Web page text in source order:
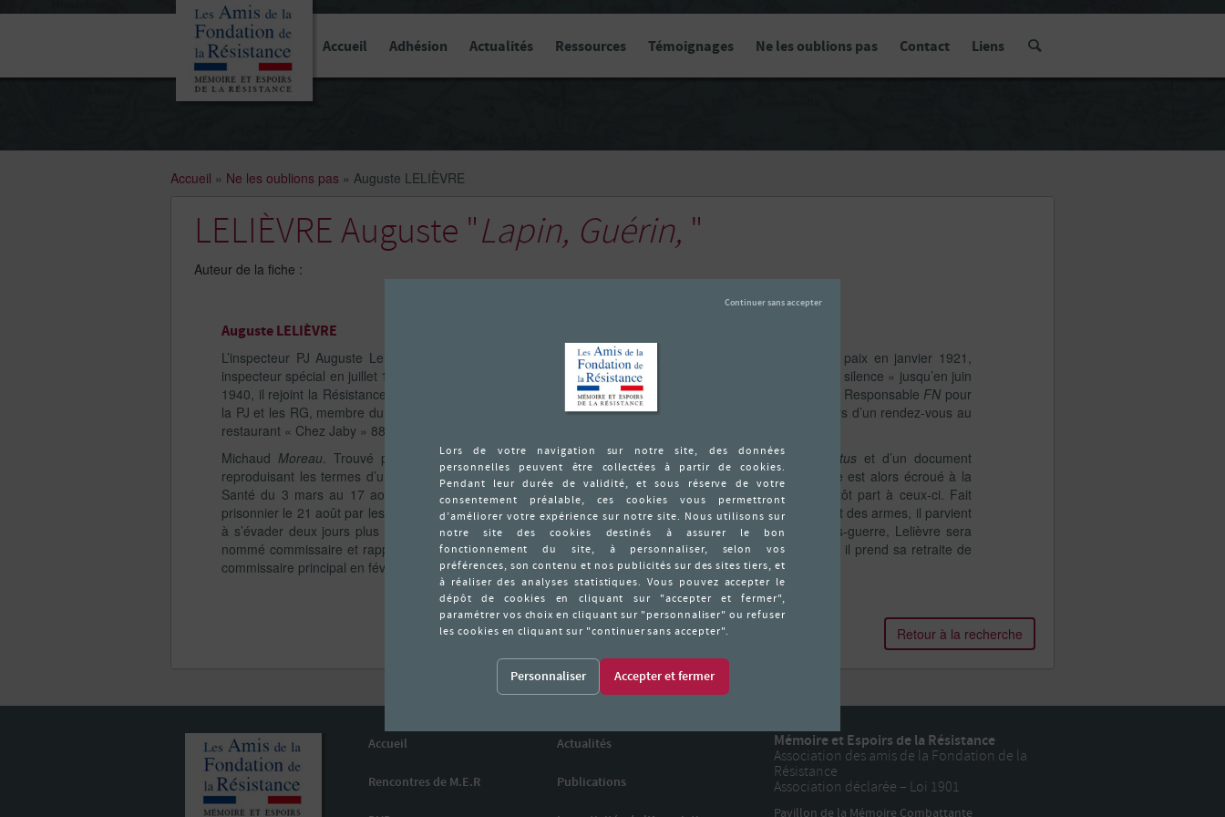
Accueil Adhésion Actualités Ressources Témoignages Ne les oublions pas Contact Liens
Accueil » Ne les oublions pas » Auguste LELIÈVRE
LELIÈVRE Auguste "Lapin, Guérin, "
Auteur de la fiche :
Auguste LELIÈVRE
L’inspecteur PJ Auguste Lelièvre
, nait le 16 mars 1899 à Paris. Il devient gardien de la paix en janvier 1921,
inspecteur spécial en juillet 1933 et brigadier-chef en juin 1941. Franc-maçon à la loge « La rose du parfait silence » jusqu’en juin
1940, il rejoint la Résistance communiste en octobre 1942 pour y devenir un des adjoints directs d’Airaud. Responsable FN pour
la PJ et les RG, membre du Comité directeur, il est arrêté le 18 février 1944 vers 17 heures par la BS1 lors d’un rendez-vous au
restaurant « Chez Jaby » 88 rue du Mont-Cenis, avec le responsable interrégional
Michaud Moreau. Trouvé porteur d’un rapport concernant le résistant Oreste Dufour du réseau Brutus et d’un document
reproduisant les termes d’une lettre remise par Otto Abetz à Pétain, il est révoqué le 22 février. Lelièvre est alors écroué à la
Santé du 3 mars au 17 août, d’où il sera délivré pendant les combats de la Libération. Il prend aussitôt part à ceux-ci. Fait
prisonnier le 21 août par les Allemands boulevard Magenta alors qu’il se trouve dans une auto transportant des armes, il parvient
à s’évader deux jours plus tard, avec la complicité de deux soldats allemands d’origine polonaise. Après-guerre, Lelièvre sera
nommé commissaire et rapporteur de la commission d’épuration. Décoré de la Médaille de la Résistance, il prend sa retraite de
commissaire principal en février 1949.
Retour à la recherche
Accueil Actualités
Rencontres de M.E.R Publications
Mémoire et Espoirs de la Résistance
Association des amis de la Fondation de la
Résistance
Association déclarée – Loi 1901
Pavillon de la Mémoire Combattante
Panneau de gestion des cookies
Personnaliser